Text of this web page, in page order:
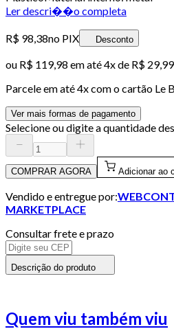
Ler descri��o completa
R$ 98,38no PIX Desconto
ou R$ 119,98 em até4x de R$
Parcele em até4x com o cartão Le
Ver mais formas de pagamento
Selecione ou digite a quantidade
COMPRAR AGORA Adicionar ao
Vendido e entregue por:
MARKETPLACE
Consultar frete e prazo
Descrição do produto
Quem viu também viu